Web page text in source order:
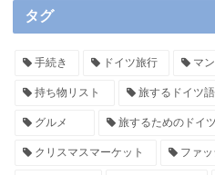
タグ
手続き ドイツ旅行 マ
持ち物リスト 旅するドイツ語
グルメ 旅するためのドイ
クリスマスマーケット ファ